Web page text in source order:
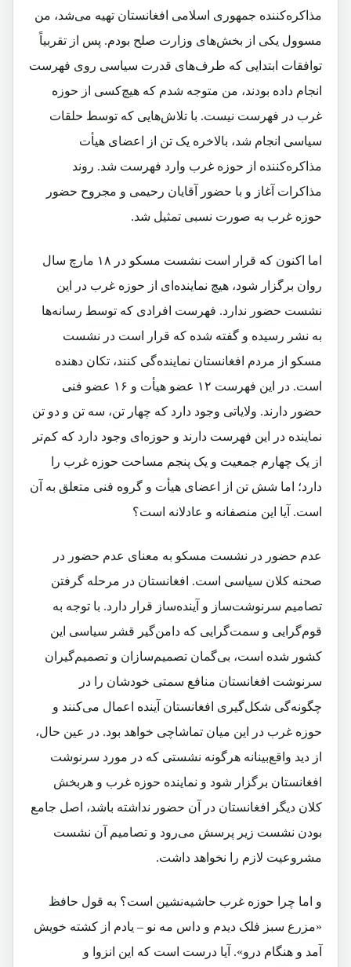
مذاکره‌کننده جمهوری اسلامی افغانستان تهیه می‌شد، من
مسوول یکی از بخش‌های وزارت صلح بودم. پس از تقربیاً
توافقات ابتدایی که طرف‌های قدرت سیاسی روی فهرست
انجام داده بودند، من متوجه شدم که هیچ‌کسی از حوزه
غرب در فهرست نیست. با تلاش‌هایی که توسط حلقات
سیاسی انجام شد، بالاخره یک تن از اعضای هیأت
مذاکره‌کننده از حوزه غرب وارد فهرست شد. روند
مذاکرات آغاز و با حضور آقایان رحیمی و مجروح حضور
حوزه غرب به صورت نسبی تمثیل شد.
اما اکنون که قرار است نشست مسکو در ۱۸ مارچ سال
روان برگزار شود، هیچ نماینده‌ای از حوزه غرب در این
نشست حضور ندارد. فهرست افرادی که توسط رسانه‌ها
به نشر رسیده و گفته شده که قرار است در نشست
مسکو از مردم افغانستان نماینده‌گی ‌کنند، تکان دهنده
است. در این فهرست ۱۲ عضو هیأت و ۱۶ عضو فنی
حضور دارند. ولایاتی وجود دارد که چهار تن، سه تن و دو تن
نماینده در این فهرست دارند و حوزه‌‌ای وجود دارد که کم‌تر
از یک چهارم جمعیت و یک پنجم مساحت حوزه غرب را
دارد؛ اما شش تن از اعضای هیأت و گروه فنی متعلق به آن
است. آیا این منصفانه و عادلانه است؟
عدم حضور در نشست مسکو به معنای عدم حضور در
صحنه کلان سیاسی است. افغانستان در مرحله گرفتن
تصامیم سرنوشت‌ساز و آینده‌ساز قرار دارد. با توجه به
قوم‌گرایی و سمت‌گرایی که دامن‌گیر قشر سیاسی این
کشور شده است، بی‌گمان تصمیم‌سازان و تصمیم‌گیران
سرنوشت افغانستان منافع سمتی خودشان را در
چگونه‌گی شکل‌گیری افغانستان آینده اعمال می‌کنند و
حوزه غرب در این میان تماشاچی خواهد بود. در عین حال،
از دید واقع‌بینانه هرگونه نشستی که در مورد سرنوشت
افغانستان برگزار شود و نماینده حوزه غرب و هربخش
کلان دیگر افغانستان در آن حضور نداشته باشد، اصل جامع
بودن نشست زیر پرسش می‌رود و تصامیم آن نشست
مشروعیت لازم را نخواهد داشت.
و اما چرا حوزه غرب حاشیه‌نشین است؟ به‌ قول حافظ
«مزرع سبز فلک دیدم و داس مه نو – یادم از کشته خویش
آمد و هنگام درو». آیا درست است که این انزوا و